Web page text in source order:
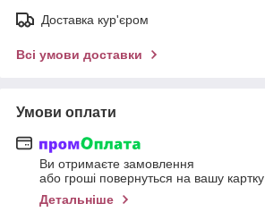
Доставка кур'єром
Всі умови доставки
Умови оплати
Ви отримаєте замовлення
або гроші повернуться на вашу картку
Детальніше